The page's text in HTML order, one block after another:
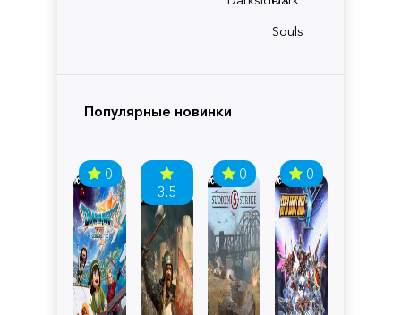
Souls
Популярные новинки
0
3.5
0 0